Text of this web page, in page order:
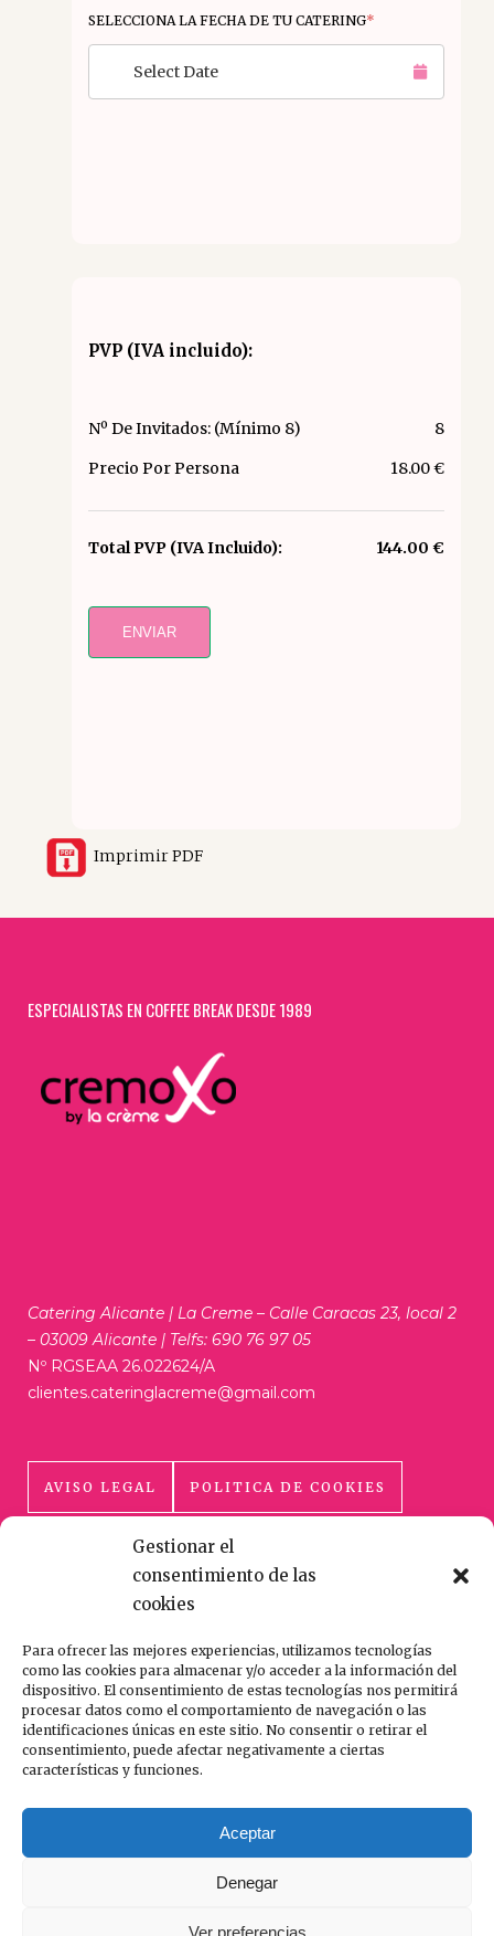
Gestionar el
consentimiento de las
cookies
Para ofrecer las mejores experiencias, utilizamos tecnologías
como las cookies para almacenar y/o acceder a la información del
dispositivo. El consentimiento de estas tecnologías nos permitirá
procesar datos como el comportamiento de navegación o las
identificaciones únicas en este sitio. No consentir o retirar el
consentimiento, puede afectar negativamente a ciertas
características y funciones.
Aceptar
Denegar
Ver preferencias
SELECCIONA LA FECHA DE TU CATERING*
Select Date
PVP (IVA incluido):
Nº De Invitados: (Mínimo 8)
8
Precio Por Persona
18.00 €
Total PVP (IVA Incluido): 144.00 €
ENVIAR
Imprimir PDF
ESPECIALISTAS EN COFFEE BREAK DESDE 1989
Catering Alicante | La Creme – Calle Caracas 23, local 2
– 03009 Alicante | Telfs: 690 76 97 05
Nº RGSEAA 26.022624/A
clientes.cateringlacreme@gmail.com
AVISO LEGAL POLITICA DE COOKIES
POLÍTICA DE PRIVACIDAD
HECHO CON AMOR Y CUIDADO
lunch, vinos de honor y cocktail etc.